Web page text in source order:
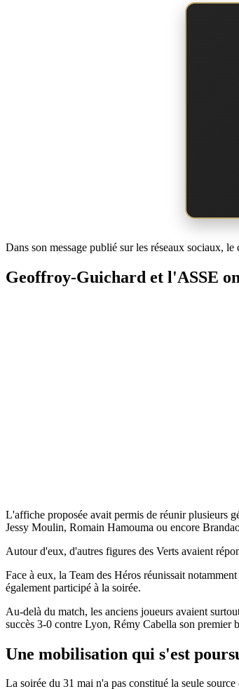
Dans son message publié sur les réseaux sociaux,
Geoffroy-Guichard et l'ASSE
L'affiche proposée avait permis de réunir plusieurs
Jessy Moulin, Romain Hamouma ou encore
Autour d'eux, d'autres figures des Verts avaient
Face à eux, la Team des Héros réunissait
également participé à la soirée.
Au-delà du match, les anciens joueurs avaient
succès 3-0 contre Lyon, Rémy Cabella son
Une mobilisation qui s'est
La soirée du 31 mai n'a pas constitué la seule